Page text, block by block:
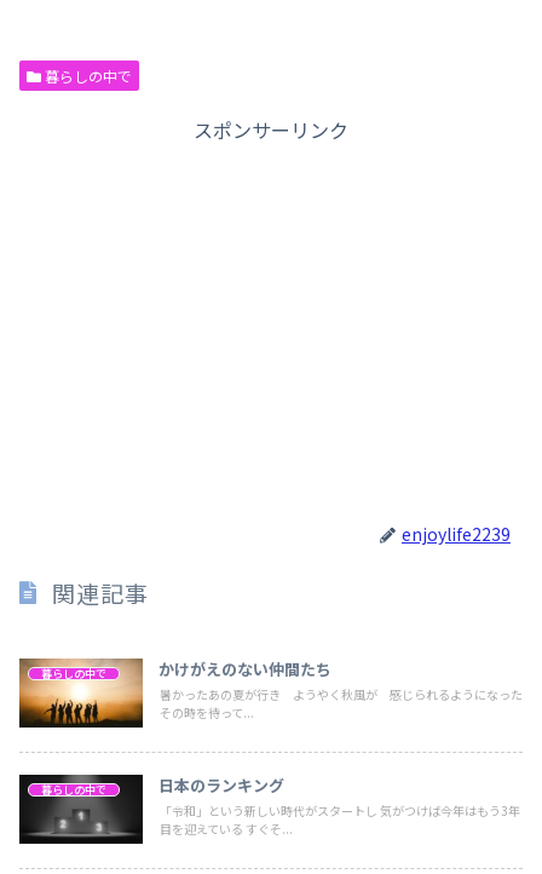
暮らしの中で
スポンサーリンク
enjoylife2239
関連記事
暮らしの中で かけがえのない仲間たち
暑かったあの夏が行き ようやく秋風が 感じられるようになった
その時を待って...
暮らしの中で 日本のランキング
「令和」という新しい時代がスタートし 気がつけば今年はもう3年
目を迎えている すぐそ...